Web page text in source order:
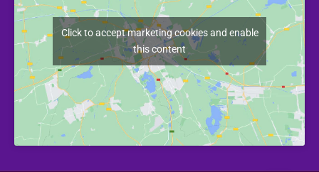
Click to accept marketing cookies and enable
this content